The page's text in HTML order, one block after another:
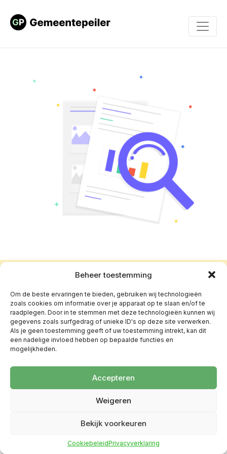
Beheer toestemming
Om de beste ervaringen te bieden, gebruiken wij technologieën
zoals cookies om informatie over je apparaat op te slaan en/of te
raadplegen. Door in te stemmen met deze technologieën kunnen wij
gegevens zoals surfgedrag of unieke ID's op deze site verwerken.
Als je geen toestemming geeft of uw toestemming intrekt, kan dit
een nadelige invloed hebben op bepaalde functies en
mogelijkheden.
Accepteren
Weigeren
Bekijk voorkeuren
CookiebeleidPrivacyverklaring